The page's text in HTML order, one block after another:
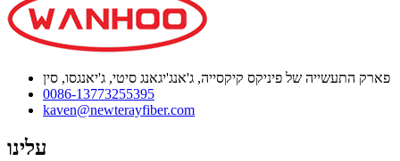
פארק התעשייה של פיניקס קיקסייה, ג'אנג'יגאנג סיטי, ג'יאנגסו, סין
0086-13773255395
kaven@newterayfiber.com
עלינו